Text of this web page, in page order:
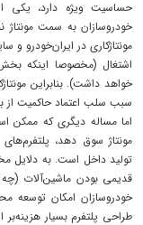
حساسیت ویژه دارد، یکی
خودروسازان به سمت
مونتاژکاری در ایران‌خودرو و
اشتغال (مخصوصا اینکه
خواهد داشت). بنابراین
سبب سلب اعتماد حاکمیت
اما مساله دیگری که
مونتاژ سوق دهد،
تولید داخل است. به دلایل
قدیمی بودن ماشین‌آلات (چه
خودروسازان امکان توسعه
طراحی پلتفرم بسیار